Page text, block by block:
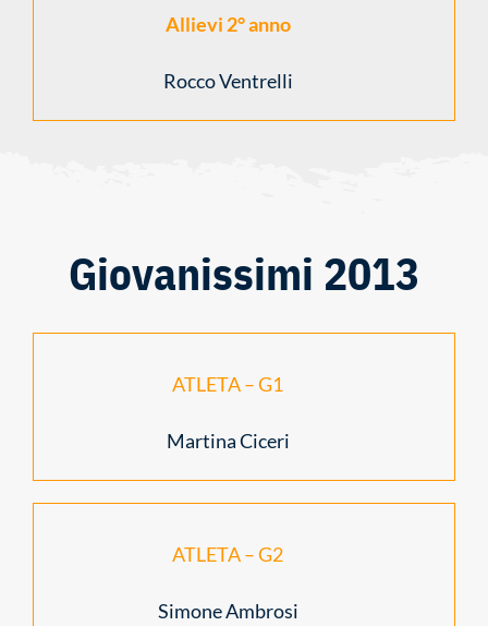
Allievi 2° anno
Rocco Ventrelli
Giovanissimi 2013
ATLETA – G1
Martina Ciceri
ATLETA – G2
Simone Ambrosi